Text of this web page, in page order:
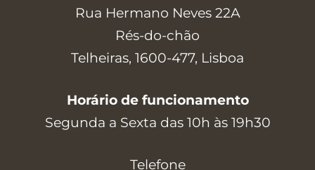
Rua Hermano Neves 22A
Rés-do-chão
Telheiras, 1600-477, Lisboa
Horário de funcionamento
Segunda a Sexta das 10h às 19h30
Telefone